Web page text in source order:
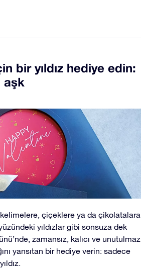
bir yıldız hediye edin:
aşk
çiçeklere ya da çikolatalara
yıldızlar gibi sonsuza dek
zamansız, kalıcı ve unutulmaz
yansıtan bir hediye verin: sadece